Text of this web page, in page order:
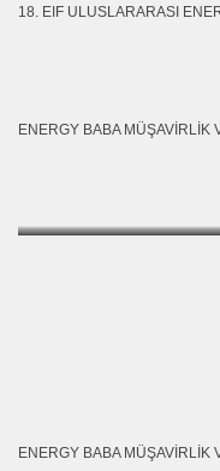
18. EIF ULUSLARARASI
ENERGY BABA MÜŞAVIRLIK
ENERGY BABA MÜŞAVIRLIK